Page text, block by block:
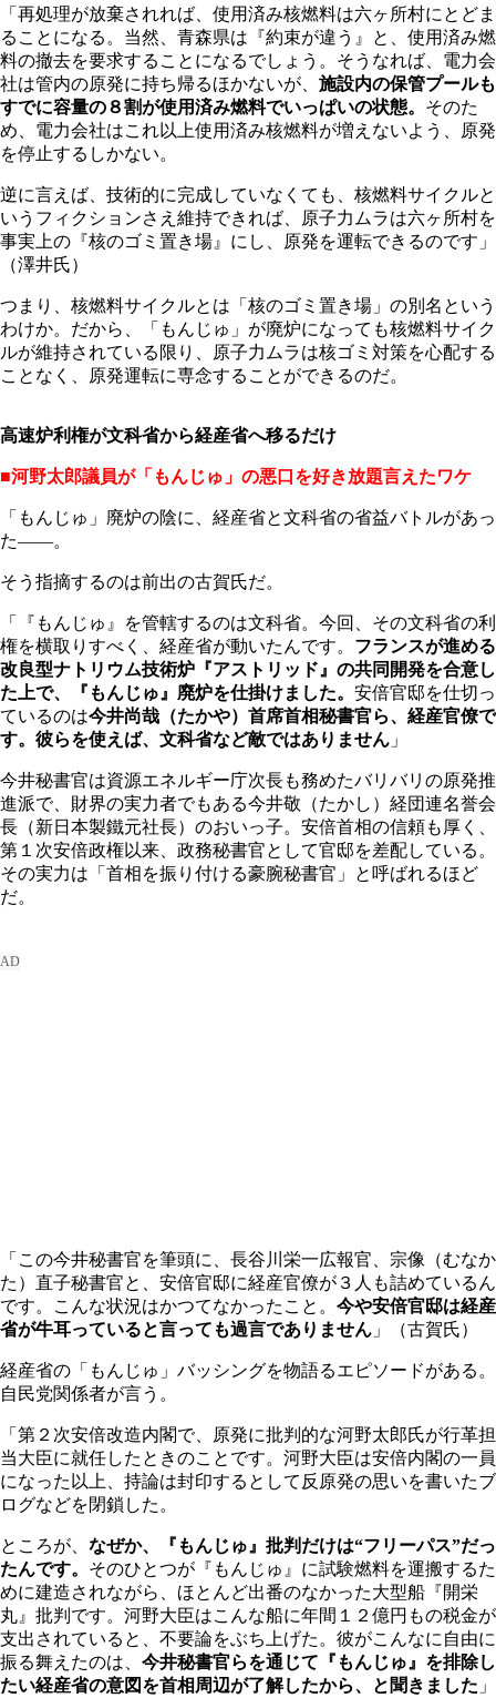
「再処理が放棄されれば、使用済み核燃料は六ヶ所村にとどま
ることになる。当然、青森県は『約束が違う』と、使用済み燃
料の撤去を要求することになるでしょう。そうなれば、電力会
社は管内の原発に持ち帰るほかないが、 施設内の保管プールも
すでに容量の８割が使用済み燃料でいっぱいの状態。 そのた
め、電力会社はこれ以上使用済み核燃料が増えないよう、原発
を停止するしかない。
逆に言えば、技術的に完成していなくても、核燃料サイクルと
いうフィクションさえ維持できれば、原子力ムラは六ヶ所村を
事実上の『核のゴミ置き場』にし、原発を運転できるのです」
（澤井氏）
つまり、核燃料サイクルとは「核のゴミ置き場」の別名という
わけか。だから、「もんじゅ」が廃炉になっても核燃料サイク
ルが維持されている限り、原子力ムラは核ゴミ対策を心配する
ことなく、原発運転に専念することができるのだ。
高速炉利権が文科省から経産省へ移るだけ
■河野太郎議員が「もんじゅ」の悪口を好き放題言えたワケ
「もんじゅ」廃炉の陰に、経産省と文科省の省益バトルがあっ
た――。
そう指摘するのは前出の古賀氏だ。
「『もんじゅ』を管轄するのは文科省。今回、その文科省の利
権を横取りすべく、経産省が動いたんです。 フランスが進める
改良型ナトリウム技術炉『アストリッド』の共同開発を合意し
た上で、『もんじゅ』廃炉を仕掛けました。 安倍官邸を仕切っ
ているのは今井尚哉（たかや）首席首相秘書官ら、経産官僚で
す。彼らを使えば、文科省など敵ではありません 」
今井秘書官は資源エネルギー庁次長も務めたバリバリの原発推
進派で、財界の実力者でもある今井敬（たかし）経団連名誉会
長（新日本製鐵元社長）のおいっ子。安倍首相の信頼も厚く、
第１次安倍政権以来、政務秘書官として官邸を差配している。
その実力は「首相を振り付ける豪腕秘書官」と呼ばれるほど
だ。
「この今井秘書官を筆頭に、長谷川栄一広報官、宗像（むなか
た）直子秘書官と、安倍官邸に経産官僚が３人も詰めているん
です。こんな状況はかつてなかったこと。 今や安倍官邸は経産
省が牛耳っていると言っても過言でありません 」（古賀氏）
経産省の「もんじゅ」バッシングを物語るエピソードがある。
自民党関係者が言う。
「第２次安倍改造内閣で、原発に批判的な河野太郎氏が行革担
当大臣に就任したときのことです。河野大臣は安倍内閣の一員
になった以上、持論は封印するとして反原発の思いを書いたブ
ログなどを閉鎖した。
ところが、 なぜか、『もんじゅ』批判だけは“フリーパス”だっ
たんです。 そのひとつが『もんじゅ』に試験燃料を運搬するた
めに建造されながら、ほとんど出番のなかった大型船『開栄
丸』批判です。河野大臣はこんな船に年間１２億円もの税金が
支出されていると、不要論をぶち上げた。彼がこんなに自由に
振る舞えたのは、 今井秘書官らを通じて『もんじゅ』を排除し
たい経産省の意図を首相周辺が了解したから、と聞きました 」